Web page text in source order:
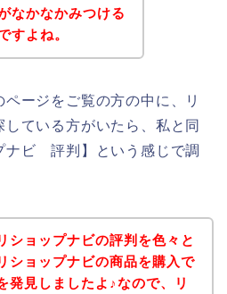
なかなかみつける
すよね。
ージをご覧の方の中に、リ
ている方がいたら、私と同
ナビ 評判】という感じで調
ショップナビの評判を色々と
ショップナビの商品を購入で
発見しましたよ♪なので、リ